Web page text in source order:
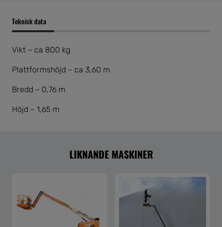
Teknisk data
Vikt – ca 800 kg
Plattformshöjd – ca 3,60 m
Bredd – 0,76 m
Höjd – 1,65 m
LIKNANDE MASKINER